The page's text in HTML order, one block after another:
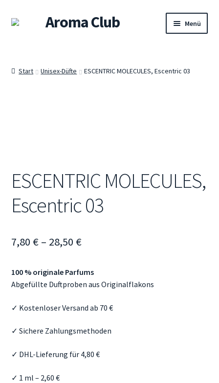
Zur
Navigation
Zum
Aroma Club Menü
Shop
Sets
Warenkorb
Duftberatung & FAQ
Start Unisex-Düfte ESCENTRIC MOLECULES, Escentric 03
ESCENTRIC MOLECULES,
Escentric 03
7,80 € – 28,50 €Preisspanne:
bis
100 % originale Parfums
Abgefüllte Duftproben aus Originalflakons
✓ Kostenloser Versand ab 70 €
✓ Sichere Zahlungsmethoden
✓ DHL-Lieferung für 4,80 €
✓ 1 ml – 2,60 €